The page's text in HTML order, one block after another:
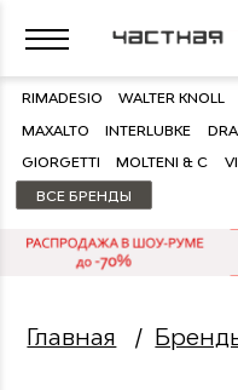
RIMADESIO WALTER KNOLL
MAXALTO INTERLUBKE
GIORGETTI MOLTENI & C
ВСЕ БРЕНДЫ
Главная /